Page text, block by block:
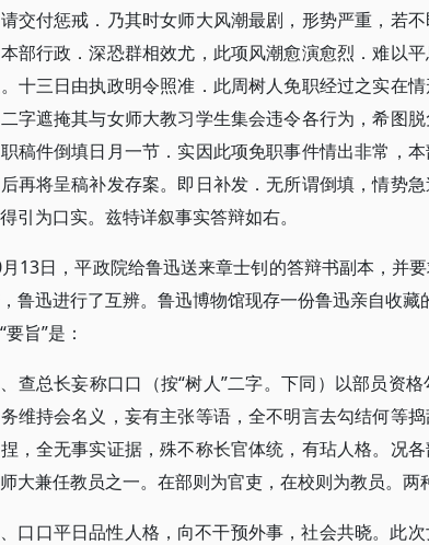
交付惩戒．乃其时女师大风潮最剧，形势严重，若
部行政．深恐群相效尤，此项风潮愈演愈烈．难以
十三日由执政明令照准．此周树人免职经过之实在
字遮掩其与女师大教习学生集会违令各行为，希图
稿件倒填日月一节．实因此项免职事件情出非常，
再将呈稿补发存案。即日补发．无所谓倒填，情势
引为口实。兹特详叙事实答辩如右。
13日，平政院给鲁迅送来章士钊的答辩书副本，并
鲁迅进行了互辨。鲁迅博物馆现存一份鲁迅亲自收
旨”是：
查总长妄称口口（按“树人”二字。下同）以部员资
维持会名义，妄有主张等语，全不明言去勾结何等
，全无事实证据，殊不称长官体统，有玷人格。况
大兼任教员之一。在部则为官吏，在校则为教员。
口口平日品性人格，向不干预外事，社会共晓。此